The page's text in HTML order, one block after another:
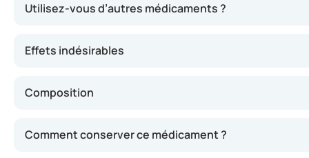
Utilisez-vous d’autres médicaments ?
Effets indésirables
Composition
Comment conserver ce médicament ?